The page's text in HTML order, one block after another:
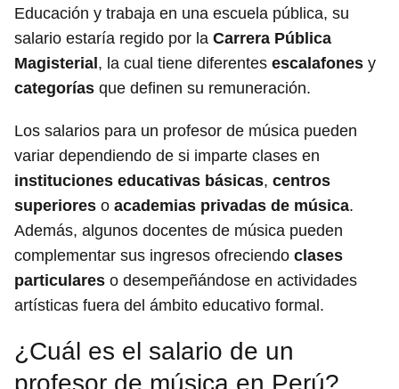
Educación y trabaja en una escuela pública, su
salario estaría regido por la Carrera Pública
Magisterial , la cual tiene diferentes escalafones y
categorías que definen su remuneración.
Los salarios para un profesor de música pueden
variar dependiendo de si imparte clases en
instituciones educativas básicas, centros
superiores o academias privadas de música.
Además, algunos docentes de música pueden
complementar sus ingresos ofreciendo clases
particulares o desempeñándose en actividades
artísticas fuera del ámbito educativo formal.
¿Cuál es el salario de un